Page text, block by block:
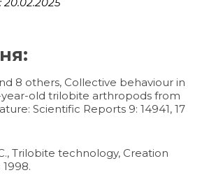
8 others, Collective behaviour in
old trilobite arthropods from
Scientific Reports 9: 14941, 17
Trilobite technology, Creation
1998.